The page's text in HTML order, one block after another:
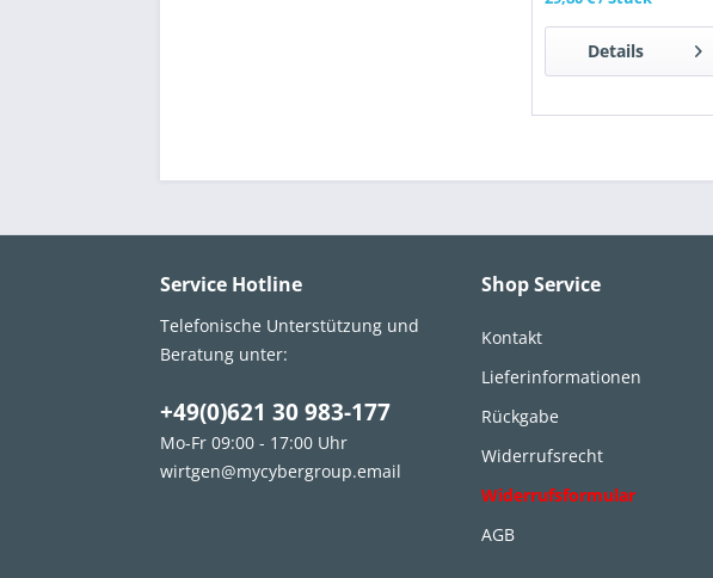
Details
Service Hotline
Telefonische Unterstützung und
Beratung unter:
+49(0)621 30 983-177
Mo-Fr 09:00 - 17:00 Uhr
wirtgen@mycybergroup.email
Shop Service
Kontakt
Lieferinformationen
Rückgabe
Widerrufsrecht
Widerrufsformular
AGB